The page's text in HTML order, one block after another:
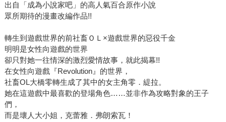
出自「成為小說家吧」的高人氣百合原作小說
眾所期待的漫畫改編作品!!
轉生到遊戲世界的前社畜ＯＬ×遊戲世界的惡役千金
明明是女性向遊戲的世界
卻只對她一往情深的激烈愛情故事，就此揭幕!!
在女性向遊戲『Revolution』的世界，
社畜OL大橋零轉生成了其中的女主角零．緹拉。
她在這遊戲中最喜歡的登場角色……並非作為攻略對象的王子
們，
而是壞人大小姐，克蕾雅．弗朗索瓦！